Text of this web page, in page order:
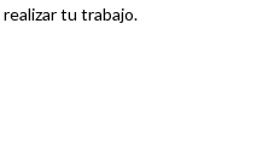
tu trabajo.